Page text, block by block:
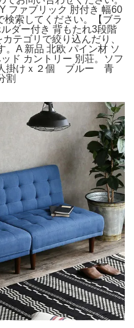
ファブリック 肘付き 幅60
索してください。【ブラ
ダー付き 背もたれ3段階
テゴリで絞り込んだり、
。A 新品 北欧 パイン材 ソ
ド カントリー 別荘。ソフ
掛けｘ２個 ブルー 青
割